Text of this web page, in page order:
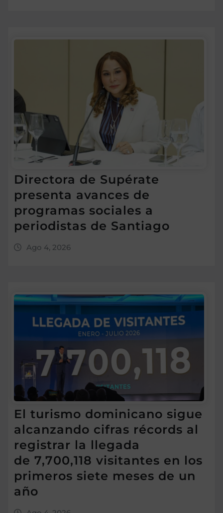
Directora de Supérate
presenta avances de
programas sociales a
periodistas de Santiago
Ago 4, 2026
El turismo dominicano sigue
alcanzando cifras récords al
registrar la llegada
de 7,700,118 visitantes en los
primeros siete meses de un
año